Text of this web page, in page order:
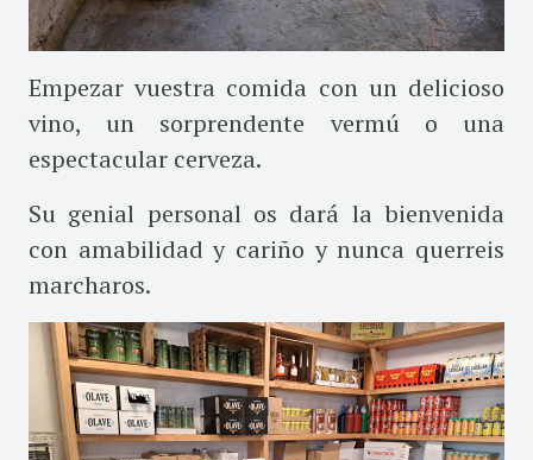
Empezar vuestra comida con un delicioso
vino, un sorprendente vermú o una
espectacular cerveza.
Su genial personal os dará la bienvenida
con amabilidad y cariño y nunca querreis
marcharos.